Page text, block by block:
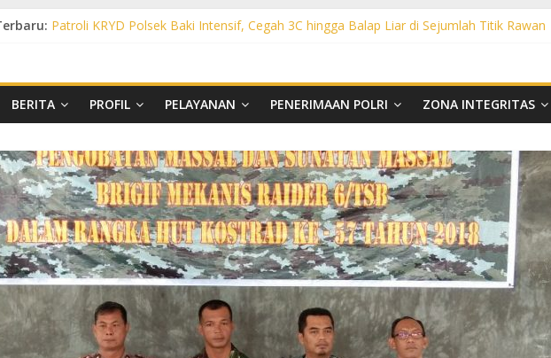
Patroli KRYD Polsek Baki Intensif, Cegah 3C hingga Balap Liar di Sejumlah Titik Rawan
Patroli Blue Light KRYD Polsek Bendosari Sasar Objek Vital, Polisi Ajak Warga
Patroli Blue Light KRYD Polsek Kartasura Sasar Titik Rawan, Cegah Kejahatan 3C
BERITA PROFIL PELAYANAN PENERIMAAN POLRI ZONA INTEGRITAS